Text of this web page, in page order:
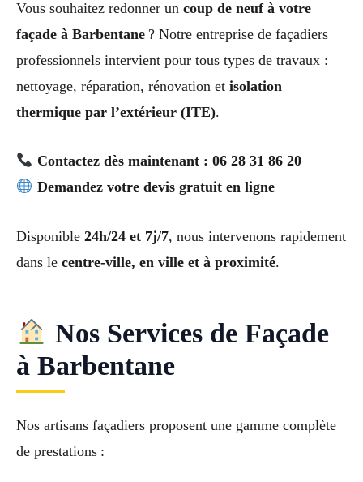
Vous souhaitez redonner un coup de neuf à votre
façade à Barbentane ? Notre entreprise de façadiers
professionnels intervient pour tous types de travaux :
nettoyage, réparation, rénovation et isolation
thermique par l’extérieur (ITE).
Contactez dès maintenant : 06 28 31 86 20
Demandez votre devis gratuit en ligne
Disponible 24h/24 et 7j/7, nous intervenons rapidement
dans le centre-ville, en ville et à proximité.
Nos Services de Façade
à Barbentane
Nos artisans façadiers proposent une gamme complète
de prestations :